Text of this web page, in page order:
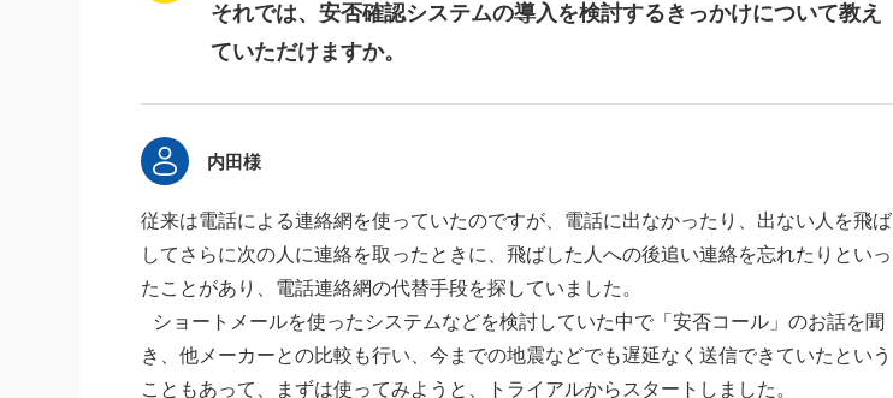
それでは、安否確認システムの導入を検討するきっかけについて教え
ていただけますか。
内田様
従来は電話による連絡網を使っていたのですが、電話に出なかったり、出ない人を飛ば
してさらに次の人に連絡を取ったときに、飛ばした人への後追い連絡を忘れたりといっ
たことがあり、電話連絡網の代替手段を探していました。
ショートメールを使ったシステムなどを検討していた中で「安否コール」のお話を聞
き、他メーカーとの比較も行い、今までの地震などでも遅延なく送信できていたという
こともあって、まずは使ってみようと、トライアルからスタートしました。